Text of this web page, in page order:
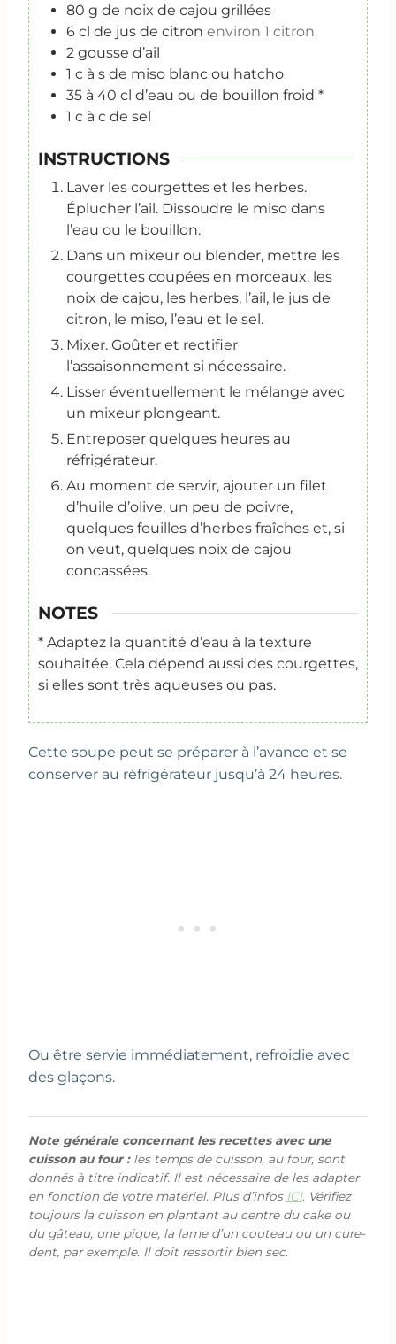
80 g de noix de cajou grillées
6 cl de jus de citron environ 1 citron
2 gousse d’ail
1 c à s de miso blanc ou hatcho
35 à 40 cl d’eau ou de bouillon froid *
1 c à c de sel
INSTRUCTIONS
Laver les courgettes et les herbes.
Éplucher l’ail. Dissoudre le miso dans
l’eau ou le bouillon.
Dans un mixeur ou blender, mettre les
courgettes coupées en morceaux, les
noix de cajou, les herbes, l’ail, le jus de
citron, le miso, l’eau et le sel.
Mixer. Goûter et rectifier
l’assaisonnement si nécessaire.
Lisser éventuellement le mélange avec
un mixeur plongeant.
Entreposer quelques heures au
réfrigérateur.
Au moment de servir, ajouter un filet
d’huile d’olive, un peu de poivre,
quelques feuilles d’herbes fraîches et, si
on veut, quelques noix de cajou
concassées.
NOTES
* Adaptez la quantité d’eau à la texture
souhaitée. Cela dépend aussi des courgettes,
si elles sont très aqueuses ou pas.
Cette soupe peut se préparer à l’avance et se
conserver au réfrigérateur jusqu’à 24 heures.
Ou être servie immédiatement, refroidie avec
des glaçons.
Note générale concernant les recettes avec une
cuisson au four :les temps de cuisson, au four, sont
donnés à titre indicatif. Il est nécessaire de les adapter
en fonction de votre matériel. Plus d’infos ICI. Vérifiez
toujours la cuisson en plantant au centre du cake ou
du gâteau, une pique, la lame d’un couteau ou un cure-
dent, par exemple. Il doit ressortir bien sec.